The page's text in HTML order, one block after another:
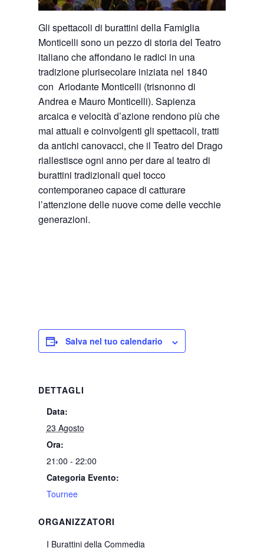
Gli spettacoli di burattini della Famiglia
Monticelli sono un pezzo di storia del Teatro
italiano che affondano le radici in una
tradizione plurisecolare iniziata nel 1840
con Ariodante Monticelli (trisnonno di
Andrea e Mauro Monticelli). Sapienza
arcaica e velocità d’azione rendono più che
mai attuali e coinvolgenti gli spettacoli, tratti
da antichi canovacci, che il Teatro del Drago
riallestisce ogni anno per dare al teatro di
burattini tradizionali quel tocco
contemporaneo capace di catturare
l’attenzione delle nuove come delle vecchie
generazioni.
Salva nel tuo calendario
DETTAGLI
Data:
23 Agosto
Ora:
21:00 - 22:00
Categoria Evento:
Tournee
ORGANIZZATORI
I Burattini della Commedia